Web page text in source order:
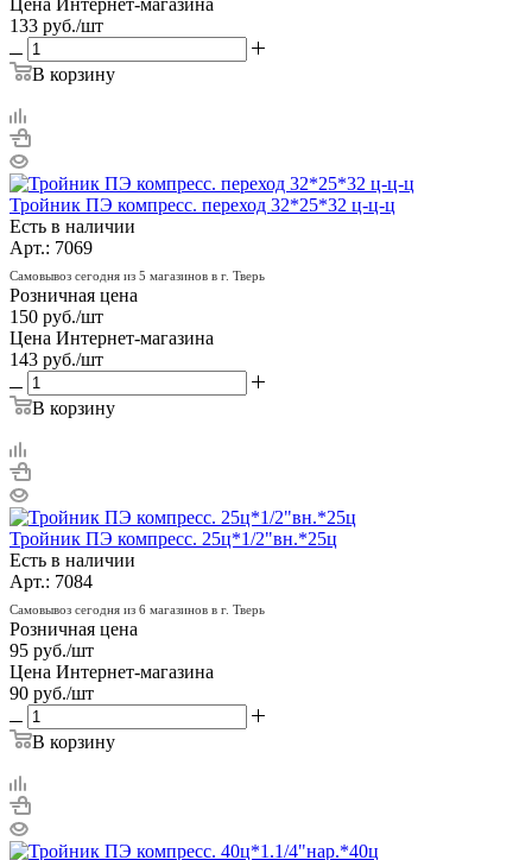
133 руб./шт
В корзину
Тройник ПЭ компресс. переход 32*25*32 ц-ц-ц
Есть в наличии
Арт.: 7069
Самовывоз сегодня из 5 магазинов в г. Тверь
Розничная цена
150 руб./шт
Цена Интернет-магазина
143 руб./шт
В корзину
Тройник ПЭ компресс. 25ц*1/2"вн.*25ц
Есть в наличии
Арт.: 7084
Самовывоз сегодня из 6 магазинов в г. Тверь
Розничная цена
95 руб./шт
Цена Интернет-магазина
90 руб./шт
В корзину